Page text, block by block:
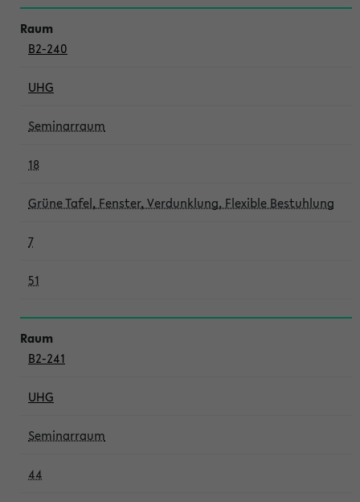
B2-240
UHG
Seminarraum
18
Grüne Tafel, Fenster, Verdunklung, Flexible Bestuhlung
7
51
B2-241
UHG
Seminarraum
44